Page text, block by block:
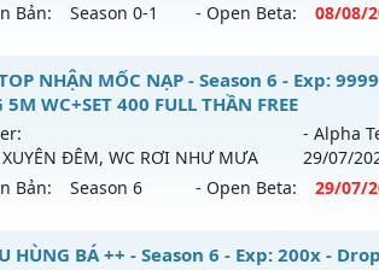
Pro
200x - Drop: 20%
loại: Mu Nguyên bản Webzen
GoldShield
Bản:
Season 0-1 - Open Beta: 08/08/
Nội - Dễ Chơi Giải Trí Miễn Phí
mới ra tháng 08 2026 - Mở máy chủ
20x - Drop: 30%
loại: Mu Nguyên bản Webzen
NHẬN MỐC NẠP - Season 6 - Exp:
5M WC+SET 400 FULL THẦN FREE
XUYÊN ĐÊM, WC RƠI NHƯ MƯA
- Alpha
29/07/
Bản:
Season 6 - Open Beta: 29/07/
NHẬN MỐC NẠP - TẶNG 5M WC+SET
HÙNG BÁ ++ - Season 6 - Exp: 200x -